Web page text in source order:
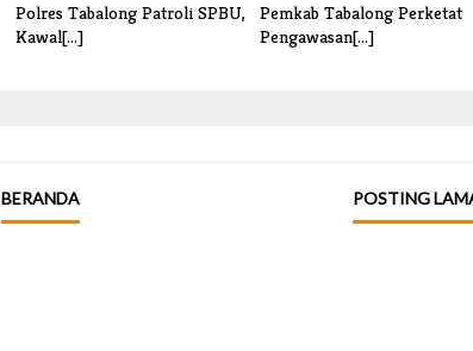
Polres Tabalong Patroli SPBU,
Kawal[...]
Pemkab Tabalong Perketat
Pengawasan[...]
POSTING
BERANDA